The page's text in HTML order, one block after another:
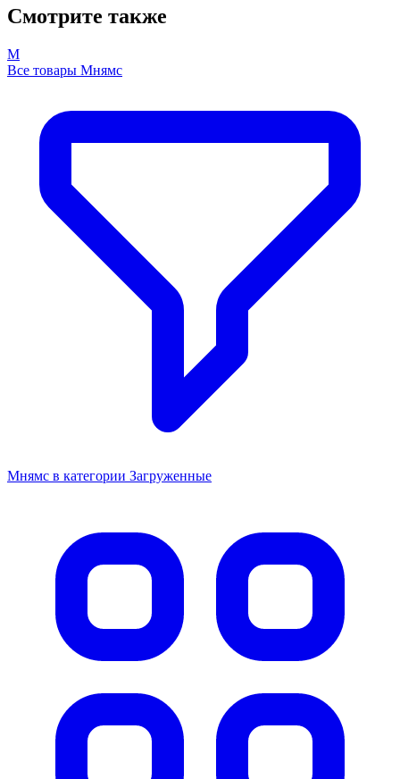
Смотрите также
М
Все товары Мнямс
Мнямс в категории Загруженные